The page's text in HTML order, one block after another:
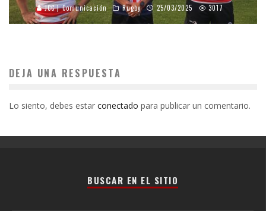
JCC | Comunicación Rugby 25/03/2025 3017
DEJA UNA RESPUESTA
Lo siento, debes estar conectado para publicar un comentario.
BUSCAR EN EL SITIO